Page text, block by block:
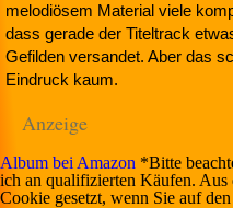
melodiösem Material viele
dass gerade der Titeltrack
Gefilden versandet. Aber das
Eindruck kaum.
Anzeige
Album bei Amazon *Bitte
ich an qualifizierten Käufen.
Cookie gesetzt, wenn Sie auf